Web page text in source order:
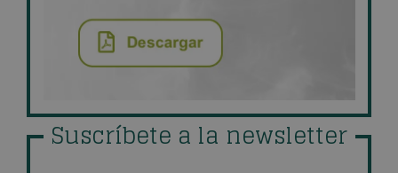
Suscríbete a la newsletter